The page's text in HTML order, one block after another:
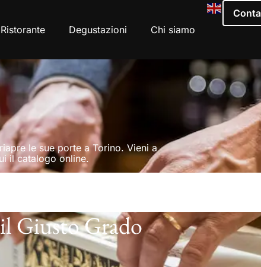
Ristorante Degustazioni Chi siamo
le sue porte a Torino. Vieni a
il catalogo online.
Giusto Grado